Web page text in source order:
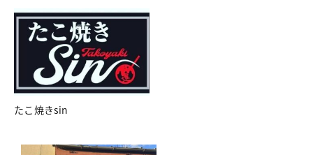
たこ焼きsin